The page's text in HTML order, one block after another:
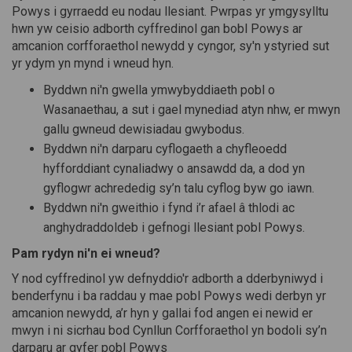
Powys i gyrraedd eu nodau llesiant. Pwrpas yr ymgysylltu
hwn yw ceisio adborth cyffredinol gan bobl Powys ar
amcanion corfforaethol newydd y cyngor, sy'n ystyried sut
yr ydym yn mynd i wneud hyn.
Byddwn ni'n gwella ymwybyddiaeth pobl o
Wasanaethau, a sut i gael mynediad atyn nhw, er mwyn
gallu gwneud dewisiadau gwybodus.
Byddwn ni'n darparu cyflogaeth a chyfleoedd
hyfforddiant cynaliadwy o ansawdd da, a dod yn
gyflogwr achrededig sy’n talu cyflog byw go iawn.
Byddwn ni'n gweithio i fynd i’r afael â thlodi ac
anghydraddoldeb i gefnogi llesiant pobl Powys.
Pam rydyn ni'n ei wneud?
Y nod cyffredinol yw defnyddio'r adborth a dderbyniwyd i
benderfynu i ba raddau y mae pobl Powys wedi derbyn yr
amcanion newydd, a’r hyn y gallai fod angen ei newid er
mwyn i ni sicrhau bod Cynllun Corfforaethol yn bodoli sy’n
darparu ar gyfer pobl Powys